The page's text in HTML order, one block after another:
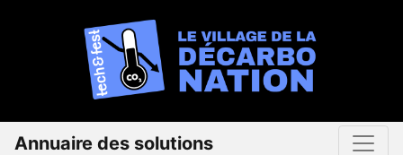
Annuaire des solutions